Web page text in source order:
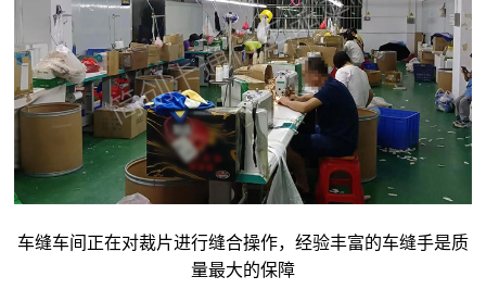
车缝车间正在对裁片进行缝合操作，经验丰富的车缝手是质
量最大的保障